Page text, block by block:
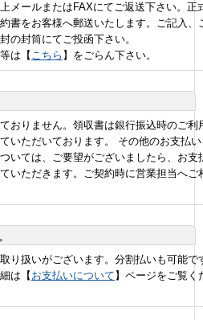
メールまたはFAXにてご返送下さい。正
書をお客様へ郵送いたします。ご記入、
の封筒にてご投函下さい。
は【 こちら 】をごらん下さい。
おりません。領収書は銀行振込時のご利
いただいております。 その他のお支払
いては、ご要望がございましたら、お支
いただきます。ご契約時に営業担当へご
り扱いがございます。分割払いも可能で
は【 お支払いについて 】ページをご覧く